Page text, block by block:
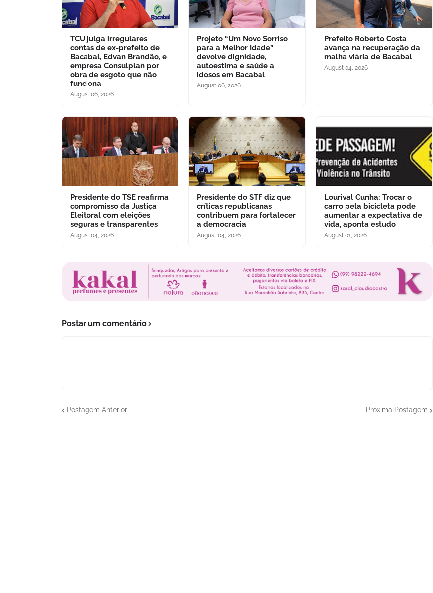
TCU julga irregulares
contas de ex-prefeito de
Bacabal, Edvan Brandão, e
empresa Consulplan por
obra de esgoto que não
funciona
August 06, 2026
Projeto “Um Novo Sorriso
para a Melhor Idade”
devolve dignidade,
autoestima e saúde a
idosos em Bacabal
August 06, 2026
Prefeito Roberto Costa
avança na recuperação da
malha viária de Bacabal
August 04, 2026
Presidente do TSE reafirma
compromisso da Justiça
Eleitoral com eleições
seguras e transparentes
August 04, 2026
Presidente do STF diz que
críticas republicanas
contribuem para fortalecer
a democracia
August 04, 2026
Lourival Cunha: Trocar o
carro pela bicicleta pode
aumentar a expectativa de
vida, aponta estudo
August 01, 2026
Postar um comentário
Postagem Anterior Próxima Postagem